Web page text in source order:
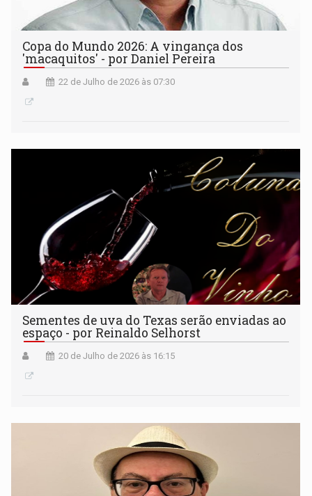
Copa do Mundo 2026: A vingança dos
'macaquitos' - por Daniel Pereira
22 de Julho de 2026 às 07:30
Sementes de uva do Texas serão enviadas ao
espaço - por Reinaldo Selhorst
20 de Julho de 2026 às 16:15